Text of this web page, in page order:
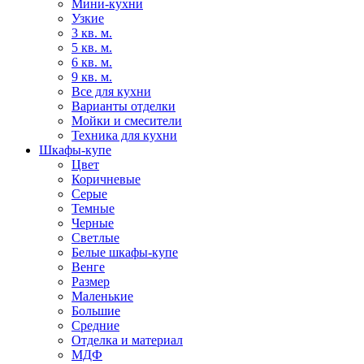
Мини-кухни
Узкие
3 кв. м.
5 кв. м.
6 кв. м.
9 кв. м.
Все для кухни
Варианты отделки
Мойки и смесители
Техника для кухни
Шкафы-купе
Цвет
Коричневые
Серые
Темные
Черные
Светлые
Белые шкафы-купе
Венге
Размер
Маленькие
Большие
Средние
Отделка и материал
МДФ